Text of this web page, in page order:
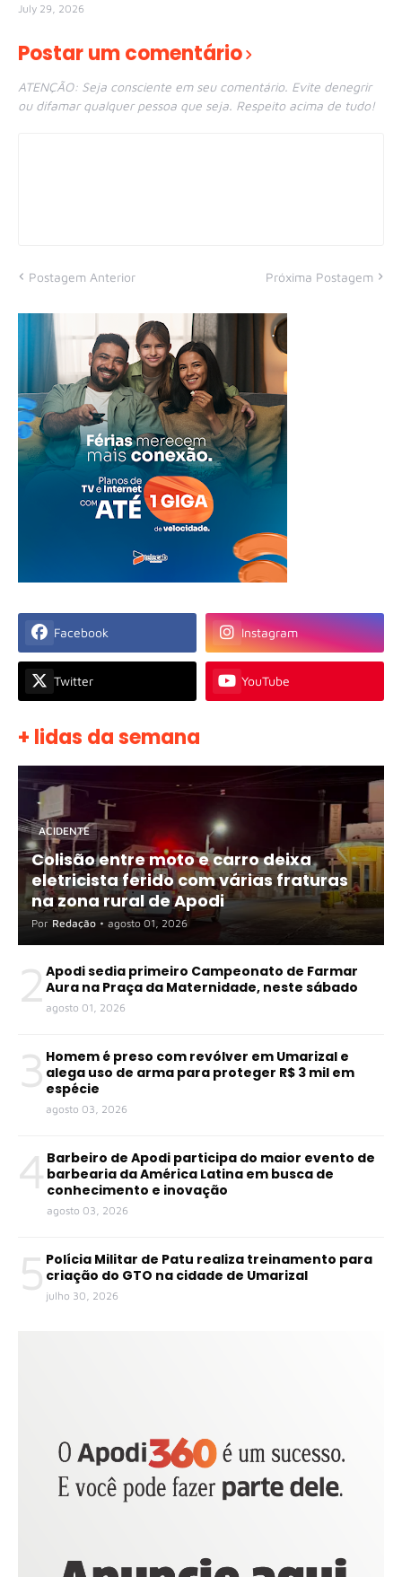
July 29, 2026
Postar um comentário
ATENÇÃO: Seja consciente em seu comentário. Evite denegrir
ou difamar qualquer pessoa que seja. Respeito acima de tudo!
Postagem Anterior Próxima Postagem
Facebook Instagram
Twitter YouTube
+ lidas da semana
ACIDENTE
Colisão entre moto e carro deixa
eletricista ferido com várias fraturas
na zona rural de Apodi
Por Redação • agosto 01, 2026
2 Apodi sedia primeiro Campeonato de Farmar
Aura na Praça da Maternidade, neste sábado
agosto 01, 2026
3 Homem é preso com revólver em Umarizal e
alega uso de arma para proteger R$ 3 mil em
espécie
agosto 03, 2026
4 Barbeiro de Apodi participa do maior evento de
barbearia da América Latina em busca de
conhecimento e inovação
agosto 03, 2026
5 Polícia Militar de Patu realiza treinamento para
criação do GTO na cidade de Umarizal
julho 30, 2026